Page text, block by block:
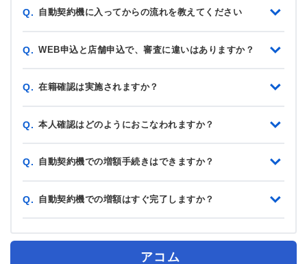
Q. 自動契約機に入ってからの流れを教えてください
Q. WEB申込と店舗申込で、審査に違いはありますか？
Q. 在籍確認は実施されますか？
Q. 本人確認はどのようにおこなわれますか？
Q. 自動契約機での増額手続きはできますか？
Q. 自動契約機での増額はすぐ完了しますか？
アコム